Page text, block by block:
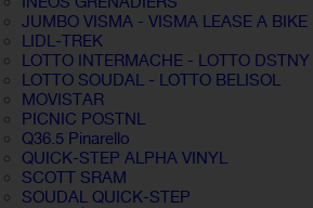
JUMBO VISMA - VISMA LEASE A BIKE
LIDL-TREK
LOTTO INTERMACHE - LOTTO DSTNY
LOTTO SOUDAL - LOTTO BELISOL
MOVISTAR
PICNIC POSTNL
Q36.5 Pinarello
QUICK-STEP ALPHA VINYL
SCOTT SRAM
SOUDAL QUICK-STEP